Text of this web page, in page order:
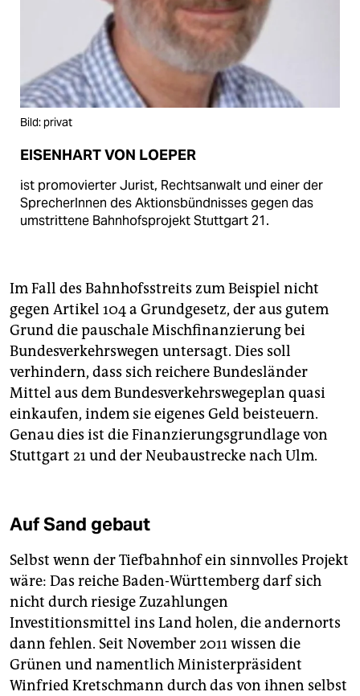
Bild: privat
EISENHART VON LOEPER
ist promovierter Jurist, Rechtsanwalt und einer der
SprecherInnen des Aktionsbündnisses gegen das
umstrittene Bahnhofsprojekt Stuttgart 21.
Im Fall des Bahnhofsstreits zum Beispiel nicht
gegen Artikel 104 a Grundgesetz, der aus gutem
Grund die pauschale Mischfinanzierung bei
Bundesverkehrswegen untersagt. Dies soll
verhindern, dass sich reichere Bundesländer
Mittel aus dem Bundesverkehrswegeplan quasi
einkaufen, indem sie eigenes Geld beisteuern.
Genau dies ist die Finanzierungsgrundlage von
Stuttgart 21 und der Neubaustrecke nach Ulm.
Auf Sand gebaut
Selbst wenn der Tiefbahnhof ein sinnvolles Projekt
wäre: Das reiche Baden-Württemberg darf sich
nicht durch riesige Zuzahlungen
Investitionsmittel ins Land holen, die andernorts
dann fehlen. Seit November 2011 wissen die
Grünen und namentlich Ministerpräsident
Winfried Kretschmann durch das von ihnen selbst